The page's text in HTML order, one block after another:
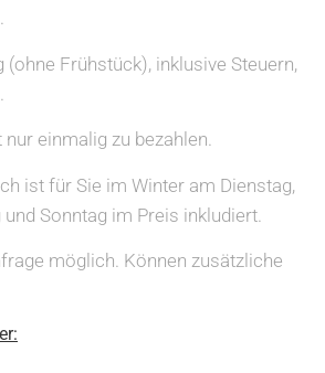
(ohne Frühstück), inklusive Steuern,
einmalig zu bezahlen.
ist für Sie im Winter am Dienstag,
Sonntag im Preis inkludiert.
möglich. Können zusätzliche